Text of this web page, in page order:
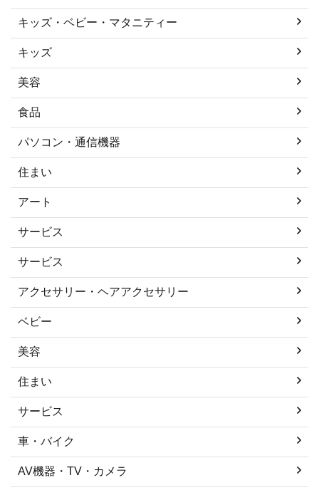
キッズ・ベビー・マタニティー
キッズ
美容
食品
パソコン・通信機器
住まい
アート
サービス
サービス
アクセサリー・ヘアアクセサリー
ベビー
美容
住まい
サービス
車・バイク
AV機器・TV・カメラ